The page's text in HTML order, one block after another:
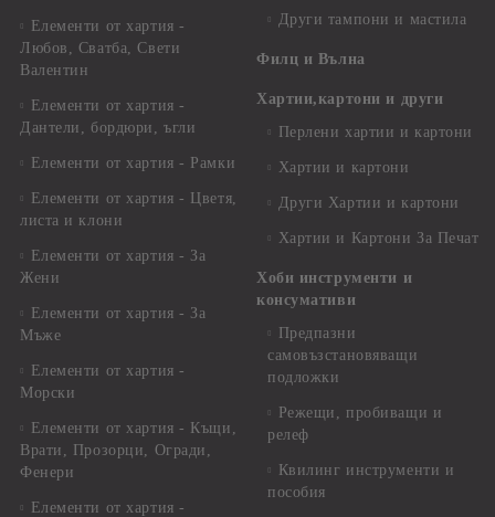
Елементи от хартия -
Любов, Сватба, Свети
Валентин
Елементи от хартия -
Дантели, бордюри, ъгли
Елементи от хартия - Рамки
Елементи от хартия - Цветя,
листа и клони
Елементи от хартия - За
Жени
Елементи от хартия - За
Мъже
Елементи от хартия -
Морски
Елементи от хартия - Къщи,
Врати, Прозорци, Огради,
Фенери
Елементи от хартия -
Други тампони и мастила
Филц и Вълна
Хартии,картони и други
Перлени хартии и картони
Хартии и картони
Други Хартии и картони
Хартии и Картони За Печат
Хоби инструменти и
консумативи
Предпазни
самовъзстановяващи
подложки
Режещи, пробиващи и
релеф
Квилинг инструменти и
пособия